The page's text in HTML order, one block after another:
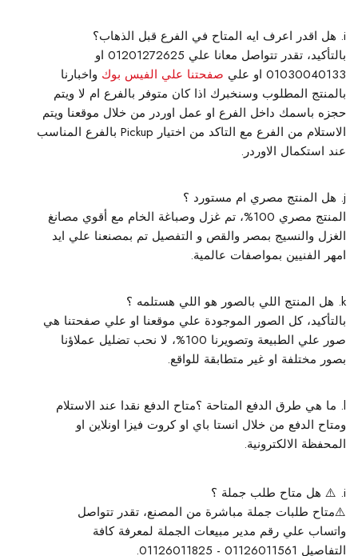
هل اقدر اعرف ايه المتاح في الفرع قبل الذهاب؟
بالتأكيد، تقدر تتواصل معانا علي 01201272625 او
01030040133 او علي
صفحتنا علي الفيس بوك واخبارنا
بالمنتج المطلوب وسنخبرك اذا كان متوفر بالفرع ام لا ويتم
حجزه باسمك داخل الفرع او عمل اوردر من خلال موقعنا ويتم
الاستلام من الفرع مع التاكد من اختيار Pickup بالفرع المناسب
عند استكمال الاوردر.
هل المنتج مصري ام مستورد ؟
المنتج مصري 100%، تم غزل وصباغة الخام مع أقوي مصانغ
الغزل والنسيج بمصر والقص و التفصيل تم بمصنعنا علي ايد
امهر الفنيين بمواصفات عالمية.
هل المنتج اللي بالصور هو اللي هستلمه ؟
بالتأكيد، كل الصور الموجودة علي موقعنا او علي صفحتنا هي
صور علي الطبيعة وتصويرنا 100%، لا نحب تضليل عملاؤنا
بصور مختلفة او غير متطابقة للواقع.
ما هي طرق الدفع المتاحة ؟متاح الدفع نقدا عند الاستلام
ومتاح الدفع من خلال انستا باي او كروت فيزا اونلاين او
المحفظة الالكترونية.
⚠️ هل متاح طلب جملة ؟
⚠️متاح طلبات جملة مباشرة من المصنع، تقدر تتواصل
واتساب علي رقم مدير مبيعات الجملة لمعرفة كافة
التفاصيل 01126011561 - 01126011825.